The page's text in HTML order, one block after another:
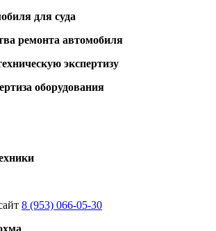
для суда
ремонта автомобиля
экспертизу
оборудования
8 (953) 066-05-30